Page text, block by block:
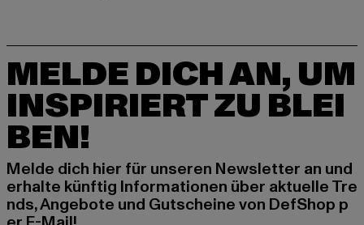
MELDE DICH AN, UM
INSPIRIERT ZU BLEI
BEN!
Melde dich hier für unseren Newsletter an und
erhalte künftig Informationen über aktuelle Tre
nds, Angebote und Gutscheine von DefShop p